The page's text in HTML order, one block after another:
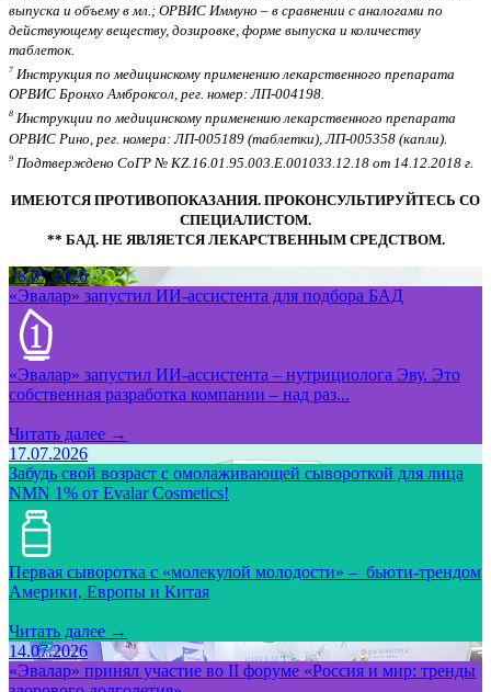
выпуска и объему в мл.; ОРВИС Иммуно – в сравнении с аналогами по
действующему веществу, дозировке, форме выпуска и количеству
таблеток.
7 Инструкция по медицинскому применению лекарственного препарата
ОРВИС Бронхо Амброксол, рег. номер: ЛП-004198.
8 Инструкции по медицинскому применению лекарственного препарата
ОРВИС Рино, рег. номера: ЛП-005189 (таблетки), ЛП-005358 (капли).
9 Подтверждено СоГР № KZ.16.01.95.003.E.001033.12.18 от 14.12.2018 г.
ИМЕЮТСЯ ПРОТИВОПОКАЗАНИЯ. ПРОКОНСУЛЬТИРУЙТЕСЬ СО
СПЕЦИАЛИСТОМ.
** БАД. НЕ ЯВЛЯЕТСЯ ЛЕКАРСТВЕННЫМ СРЕДСТВОМ.
28.07.2026
«Эвалар» запустил ИИ-ассистента для подбора БАД
«Эвалар» запустил ИИ-ассистента – нутрициолога Эву. Это
собственная разработка компании – над раз...
Читать далее →
17.07.2026
Забудь свой возраст с омолаживающей сывороткой для лица
NMN 1% от Evalar Cosmetics!
Первая сыворотка с «молекулой молодости» – бьюти-трендом
Америки, Европы и Китая
Читать далее →
14.07.2026
«Эвалар» принял участие во II форуме «Россия и мир: тренды